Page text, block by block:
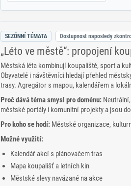
SEZÓNNÍ TÉMATA Dostupnost naposledy
„Léto ve městě“: propojení
Městská léta kombinují koupaliště, sport a
Obyvatelé i návštěvníci hledají přehled
trasy. Agregátor s mapou, kalendářem a
Proč dává téma smysl pro doménu:
městské portály i komunitní projekty a jsou
Pro koho se hodí: Městské organizace,
Možné využití:
Kalendář akcí s plánovačem tras
Mapa koupališť a letních kin
Městské slevy navázané na akce